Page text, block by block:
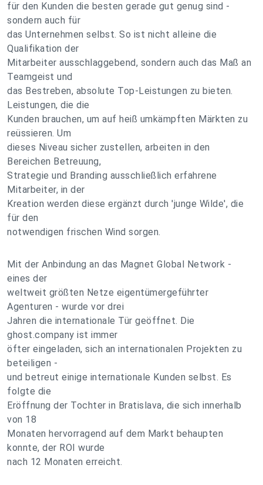
für den Kunden die besten gerade gut genug sind -
sondern auch für
das Unternehmen selbst. So ist nicht alleine die
Qualifikation der
Mitarbeiter ausschlaggebend, sondern auch das Maß an
Teamgeist und
das Bestreben, absolute Top-Leistungen zu bieten.
Leistungen, die die
Kunden brauchen, um auf heiß umkämpften Märkten zu
reüssieren. Um
dieses Niveau sicher zustellen, arbeiten in den
Bereichen Betreuung,
Strategie und Branding ausschließlich erfahrene
Mitarbeiter, in der
Kreation werden diese ergänzt durch 'junge Wilde', die
für den
notwendigen frischen Wind sorgen.
Mit der Anbindung an das Magnet Global Network -
eines der
weltweit größten Netze eigentümergeführter
Agenturen - wurde vor drei
Jahren die internationale Tür geöffnet. Die
ghost.company ist immer
öfter eingeladen, sich an internationalen Projekten zu
beteiligen -
und betreut einige internationale Kunden selbst. Es
folgte die
Eröffnung der Tochter in Bratislava, die sich innerhalb
von 18
Monaten hervorragend auf dem Markt behaupten
konnte, der ROI wurde
nach 12 Monaten erreicht.